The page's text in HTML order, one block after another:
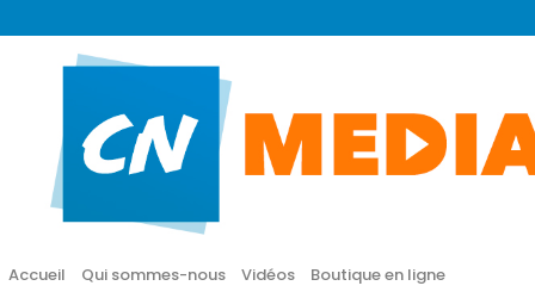
Accueil Qui sommes-nous Vidéos
Boutique en ligne
CN MÉDIA
Une vie nouvelle en JESUS !
Accueil